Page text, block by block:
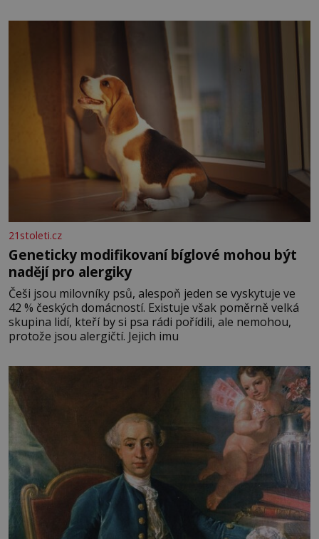
povaze, ale i v potřebách naší pokožky. Ohnivá znamení
Ženy narozené ve znamení Berana, Lva a Střelce v sobě
nesou žár, odvahu a neutuchající elán. Vaše
21stoleti.cz
Geneticky modifikovaní bíglové mohou být
nadějí pro alergiky
Češi jsou milovníky psů, alespoň jeden se vyskytuje ve
42 % českých domácností. Existuje však poměrně velká
skupina lidí, kteří by si psa rádi pořídili, ale nemohou,
protože jsou alergičtí. Jejich imu